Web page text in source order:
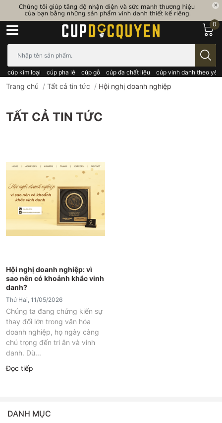
cúp kim loại cúp pha lê cúp gỗ cúp đa chất liệu cúp vinh danh theo
0
Trang chủ / Tất cả tin tức / Hội nghị doanh nghiệp
TẤT CẢ TIN TỨC
Hội nghị doanh nghiệp: vì
sao nên có khoảnh khắc vinh
danh?
Thứ Hai, 11/05/2026
Chúng ta đang chứng kiến sự
thay đổi lớn trong văn hóa
doanh nghiệp, họ ngày càng
chú trọng đến tri ân và vinh
danh. Dù...
Đọc tiếp
DANH MỤC